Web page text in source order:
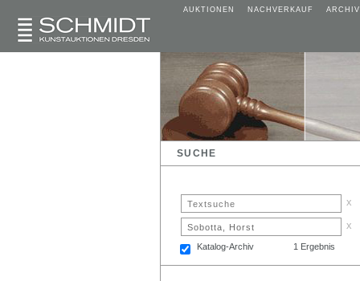
AUKTIONEN NACHVERKAUF ARCHIV
SUCHE
x
x
Katalog-Archiv 1 Ergebnis